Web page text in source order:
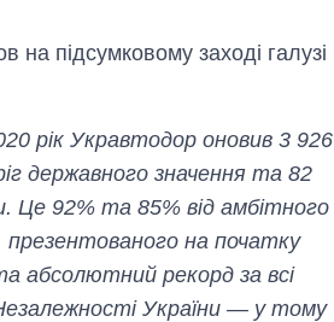
підсумковому заході галузі
рік Укравтодор оновив 3 926
державного значення та 82
Це 92% та 85% від амбітного
презентованого на початку
абсолютний рекорд за всі
України — у тому